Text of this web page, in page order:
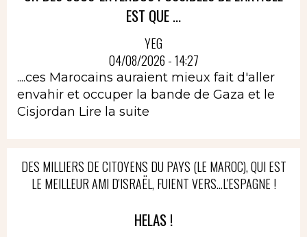
EST QUE ...
YEG
04/08/2026 - 14:27
....ces Marocains auraient mieux fait d'aller
envahir et occuper la bande de Gaza et le
Cisjordan Lire la suite
DES MILLIERS DE CITOYENS DU PAYS (LE MAROC), QUI EST
LE MEILLEUR AMI D'ISRAËL, FUIENT VERS...L'ESPAGNE !
HELAS !